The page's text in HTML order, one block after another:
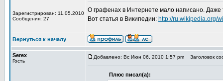
Зарегистрирован: 11.05.2010
Сообщения: 27
О графенах в Интернете мало написано. Даже
Вот статья в Википедии: http://ru.wikipedia.org/
Вернуться к началу
Serex
Гость
Добавлено: Вс Июн 06, 2010 1:57 pm Заголовок
Плюс писал(а):